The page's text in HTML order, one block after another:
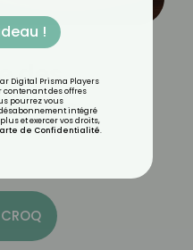
des
!
Digital Prisma Players
contenant des offres
pourrez vous
intégré
et exercer vos droits,
de Confidentialité.